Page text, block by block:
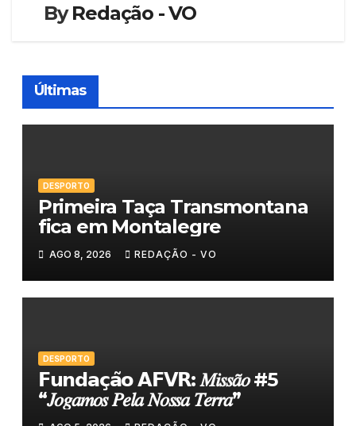
ByRedação - VO
Últimas
DESPORTO
Primeira Taça Transmontana
fica em Montalegre
AGO 8, 2026 REDAÇÃO - VO
DESPORTO
𝗙𝘂𝗻𝗱𝗮𝗰̧𝗮̃𝗼 𝗔𝗙𝗩𝗥: 𝑀𝑖𝑠𝑠𝑎̃𝑜 #5
“𝐽𝑜𝑔𝑎𝑚𝑜𝑠 𝑃𝑒𝑙𝑎 𝑁𝑜𝑠𝑠𝑎 𝑇𝑒𝑟𝑟𝑎”